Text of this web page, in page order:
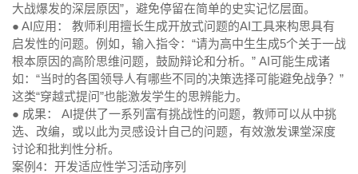
大战爆发的深层原因”，避免停留在简单的史实记忆层面。
● AI应用：
教师利用擅长生成开放式问题的AI工具来构思具有
启发性的问题。例如，输入指令：“请为高中生生成5个关于一战
根本原因的高阶思维问题，鼓励辩论和分析。” AI可能生成诸
如：“当时的各国领导人有哪些不同的决策选择可能避免战争？”
这类“穿越式提问”也能激发学生的思辨能力。
● 成果：
AI提供了一系列富有挑战性的问题，教师可以从中挑
选、改编，或以此为灵感设计自己的问题，有效激发课堂深度
讨论和批判性分析。
案例4：开发适应性学习活动序列